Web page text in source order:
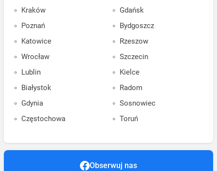
Kraków
Poznań
Katowice
Wrocław
Lublin
Białystok
Gdynia
Częstochowa
Gdańsk
Bydgoszcz
Rzeszow
Szczecin
Kielce
Radom
Sosnowiec
Toruń
Obserwuj nas